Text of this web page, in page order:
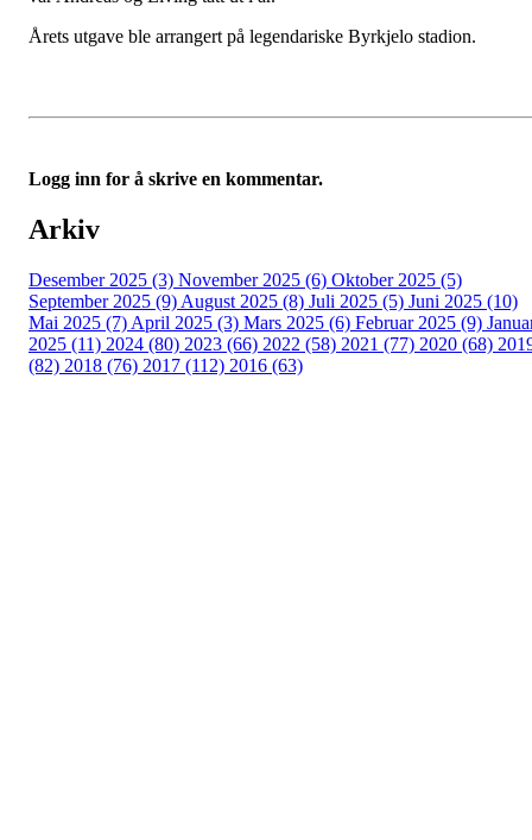
Årets utgave ble arrangert på legendariske Byrkjelo stadion.
Logg inn for å skrive en kommentar.
Arkiv
Desember 2025 (3) November 2025 (6) Oktober 2025 (5)
September 2025 (9) August 2025 (8) Juli 2025 (5) Juni 2025 (10)
Mai 2025 (7) April 2025 (3) Mars 2025 (6) Februar 2025 (9)
2025 (11) 2024 (80) 2023 (66) 2022 (58) 2021 (77) 2020 (68)
(82) 2018 (76) 2017 (112) 2016 (63)